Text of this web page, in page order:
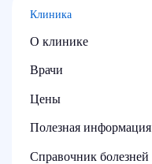
Клиника
О клинике
Врачи
Цены
Полезная информация
Справочник болезней